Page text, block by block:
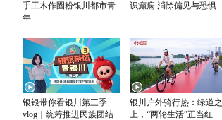
手工木作圈粉银川都市青
年
识癫痫 消除偏见与恐惧
银银带你看银川第三季
vlog｜统筹推进民族团结
银川户外骑行热：绿道之
上，“两轮生活”正当红